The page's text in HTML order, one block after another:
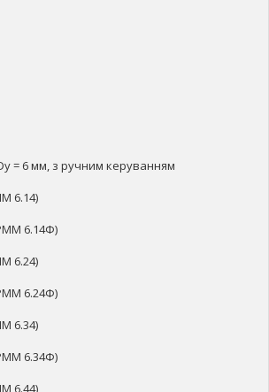
= 6 мм, з ручним керуванням
6.14)
6.14Ф)
6.24)
6.24Ф)
6.34)
6.34Ф)
6.44)